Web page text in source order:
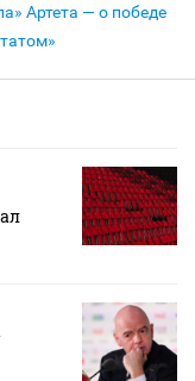
Артета — о победе